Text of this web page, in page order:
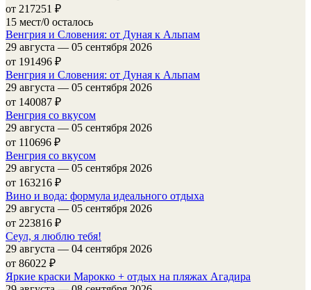
от 217251 ₽
15 мест/0 осталось
Венгрия и Словения: от Дуная к Альпам
29 августа — 05 сентября 2026
от 191496 ₽
Венгрия и Словения: от Дуная к Альпам
29 августа — 05 сентября 2026
от 140087 ₽
Венгрия со вкусом
29 августа — 05 сентября 2026
от 110696 ₽
Венгрия со вкусом
29 августа — 05 сентября 2026
от 163216 ₽
Вино и вода: формула идеального отдыха
29 августа — 05 сентября 2026
от 223816 ₽
Сеул, я люблю тебя!
29 августа — 04 сентября 2026
от 86022 ₽
Яркие краски Марокко + отдых на пляжах Агадира